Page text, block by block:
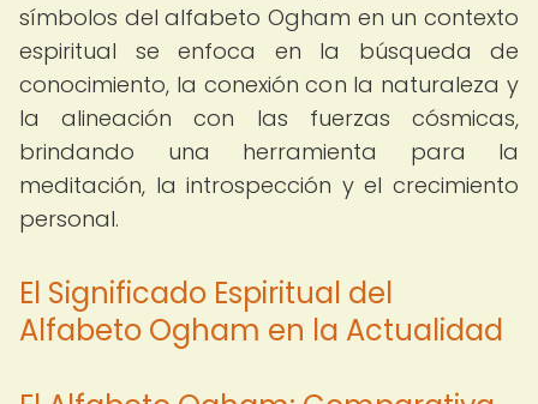
símbolos del alfabeto Ogham en un contexto
espiritual se enfoca en la búsqueda de
conocimiento, la conexión con la naturaleza y
la alineación con las fuerzas cósmicas,
brindando una herramienta para la
meditación, la introspección y el crecimiento
personal.
El Significado Espiritual del
Alfabeto Ogham en la Actualidad